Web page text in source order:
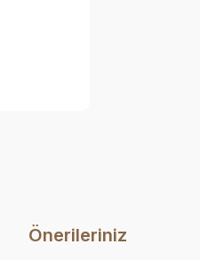
Önerileriniz